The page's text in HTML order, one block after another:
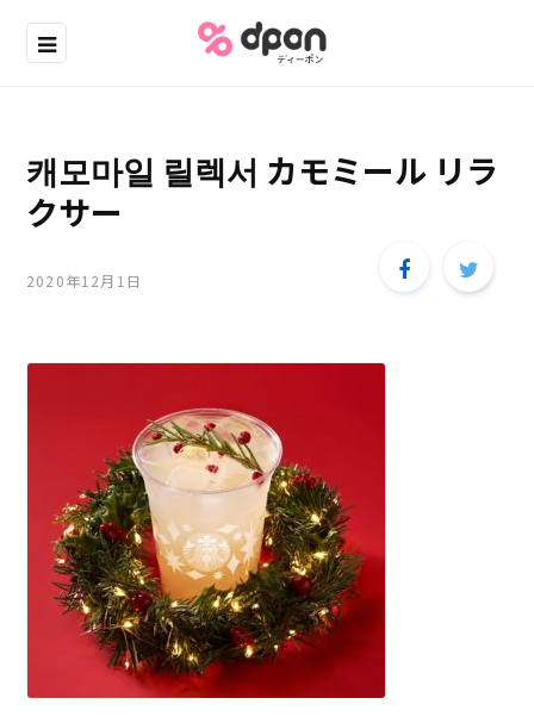
캐모마일 릴렉서 カモミール リラ
クサー
2020年12月1日